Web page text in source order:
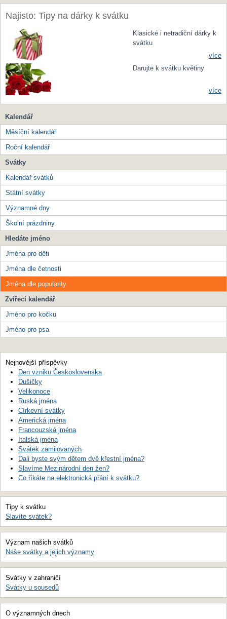
Najisto: Tipy na dárky k svátku
Klasické i netradiční dárky k
svátku
více
Darujte k svátku květiny
více
Kalendář
Měsíční kalendář
Roční kalendář
Svátky
Kalendář svátků
Státní svátky
Významné dny
Školní prázdniny
Hledáte jméno
Jména pro děti
Jména dle četnosti
Jména dle popularity
Zvířecí kalendář
Jméno pro kočku
Jméno pro psa
Nejnovější příspěvky
Den vzniku Československa
Dušičky
Velikonoce
Ruská jména
Církevní svátky
Americká jména
Francouzská jména
Italská jména
Svátek zamilovaných
Dali byste svým dětem dvě křestní jména?
Slavíme Mezinárodní den žen?
Co říkáte na elektronická přání k svátku?
Tipy k svátku
Slavíte svátek?
Význam našich svátků
Naše svátky a jejich významy
Svátky v zahraničí
Svátky u sousedů
O významných dnech